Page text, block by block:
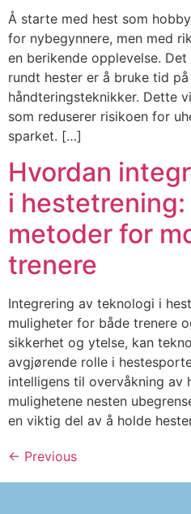
Å starte med hest som
for nybegynnere, men med
en berikende opplevelse.
rundt hester er å bruke tid
håndteringsteknikker. Dette
som reduserer risikoen for
sparket. […]
Hvordan
i
metoder for
trenere
Integrering av teknologi i
muligheter for både trenere
sikkerhet og ytelse, kan
avgjørende rolle i
intelligens til overvåkning av
mulighetene nesten
en viktig del av å holde
← Previous